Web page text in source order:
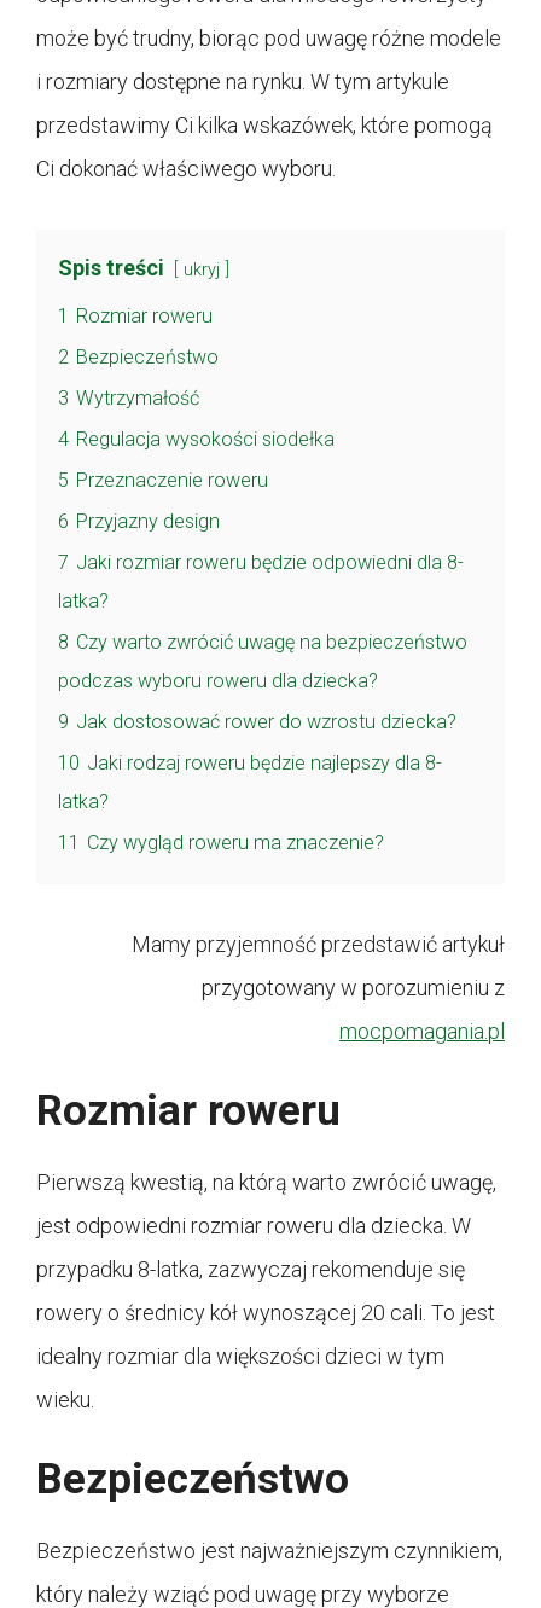
może być trudny, biorąc pod uwagę różne modele
i rozmiary dostępne na rynku. W tym artykule
przedstawimy Ci kilka wskazówek, które pomogą
Ci dokonać właściwego wyboru.
Spis treści ukryj
1 Rozmiar roweru
2 Bezpieczeństwo
3 Wytrzymałość
4 Regulacja wysokości siodełka
5 Przeznaczenie roweru
6 Przyjazny design
7 Jaki rozmiar roweru będzie odpowiedni dla 8-
latka?
8 Czy warto zwrócić uwagę na bezpieczeństwo
podczas wyboru roweru dla dziecka?
9 Jak dostosować rower do wzrostu dziecka?
10 Jaki rodzaj roweru będzie najlepszy dla 8-
latka?
11 Czy wygląd roweru ma znaczenie?
Mamy przyjemność przedstawić artykuł
przygotowany w porozumieniu z
mocpomagania.pl
Rozmiar roweru
Pierwszą kwestią, na którą warto zwrócić uwagę,
jest odpowiedni rozmiar roweru dla dziecka. W
przypadku 8-latka, zazwyczaj rekomenduje się
rowery o średnicy kół wynoszącej 20 cali. To jest
idealny rozmiar dla większości dzieci w tym
wieku.
Bezpieczeństwo
Bezpieczeństwo jest najważniejszym czynnikiem,
który należy wziąć pod uwagę przy wyborze